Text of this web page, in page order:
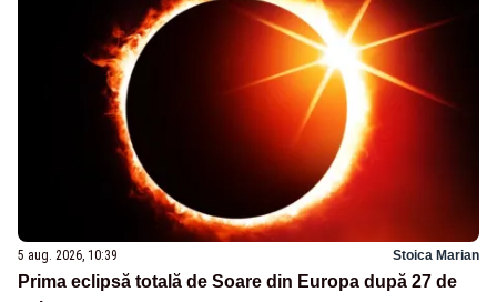
5 aug. 2026, 10:39 Stoica Marian
Prima eclipsă totală de Soare din Europa după 27 de